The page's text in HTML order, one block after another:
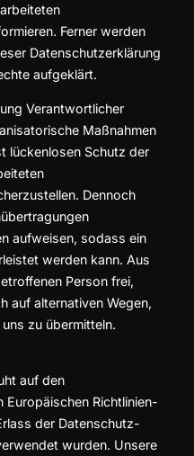
Ferner werden
Datenschutzerklärung
aufgeklärt.
Verantwortlicher
Maßnahmen
lückenlosen Schutz der
Dennoch
aufweisen, sodass ein
werden kann. Aus
Person frei,
auf alternativen Wegen,
zu übermitteln.
auf den
Europäischen Richtlinien-
der Datenschutz-
wurden. Unsere